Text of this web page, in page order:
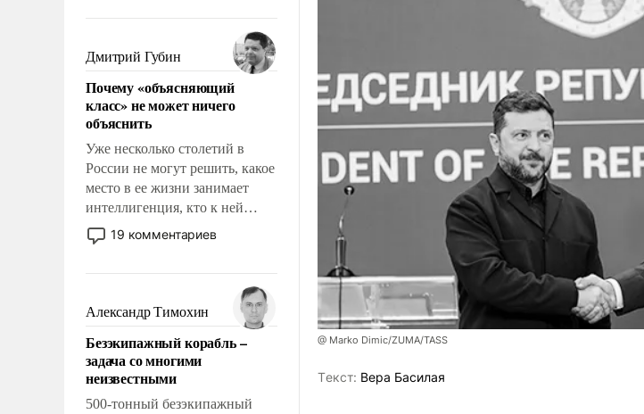
фундаментальным знанием,
что мировая политика имеет
свойство заявляться на порог
нашего дома.
Дмитрий Губин
Почему «объясняющий
класс» не может ничего
объяснить
Уже несколько столетий в
России не могут решить, какое
место в ее жизни занимает
интеллигенция, кто к ней
принадлежит, а кого из нее
исключили с правом
чем она отличается от просто
образованных людей. Иногда
казалось, что эти вопросы
решены раз и навсегда, но –
нет, не решены.
19 комментариев
Александр Тимохин
Безэкипажный корабль –
задача со многими
неизвестными
500-тонный безэкипажный
@ Marko Dimic/ZUMA/TASS
Tекст: Вера Басилая